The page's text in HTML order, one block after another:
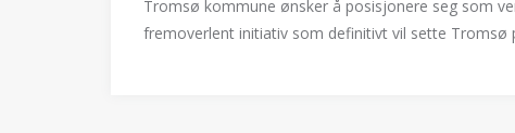
Tromsø kommune ønsker å posisjonere seg som
fremoverlent initiativ som definitivt vil sette Tromsø